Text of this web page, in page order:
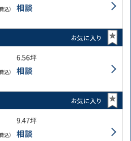
込） 相談
お気に入り
6.56坪
込） 相談
お気に入り
9.47坪
込） 相談